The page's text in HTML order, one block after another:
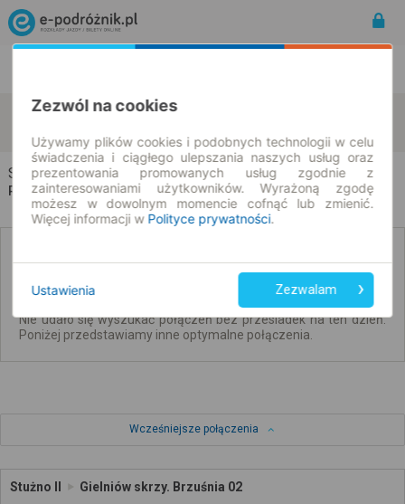
Stużno Gielniów
Stużno → Gielniów
Rozkład jazdy i bilety
połączenia z przesiadkami.
Nie udało się wyszukać połączeń bez przesiadek na ten dzień.
Poniżej przedstawiamy inne optymalne połączenia.
Wcześniejsze połączenia
Stużno II Gielniów skrzy. Brzuśnia 02
Zezwól na cookies
Używamy plików cookies i podobnych technologii w celu
świadczenia i ciągłego ulepszania naszych usług oraz
prezentowania promowanych usług zgodnie z
zainteresowaniami użytkowników. Wyrażoną zgodę
możesz w dowolnym momencie cofnąć lub zmienić.
Więcej informacji w Polityce prywatności.
Ustawienia Zezwalam